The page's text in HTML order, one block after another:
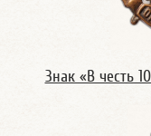
Знак «В честь